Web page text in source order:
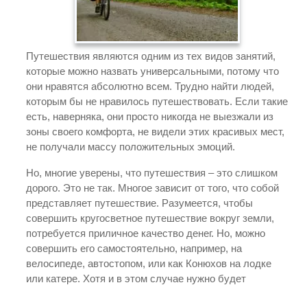
Путешествия являются одним из тех видов занятий,
которые можно назвать универсальными, потому что
они нравятся абсолютно всем. Трудно найти людей,
которым бы не нравилось путешествовать. Если такие
есть, наверняка, они просто никогда не выезжали из
зоны своего комфорта, не видели этих красивых мест,
не получали массу положительных эмоций.
Но, многие уверены, что путешествия – это слишком
дорого. Это не так. Многое зависит от того, что собой
представляет путешествие. Разумеется, чтобы
совершить кругосветное путешествие вокруг земли,
потребуется приличное качество денег. Но, можно
совершить его самостоятельно, например, на
велосипеде, автостопом, или как Конюхов на лодке
или катере. Хотя и в этом случае нужно будет